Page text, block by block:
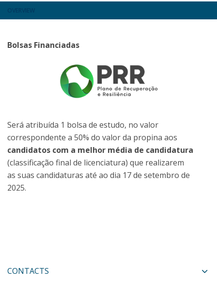
Bolsas Financiadas
Será atribuída 1 bolsa de estudo, no valor
correspondente a 50% do valor da propina aos
candidatos com a melhor média de candidatura
(classificação final de licenciatura) que realizarem
as suas candidaturas até ao dia 17 de setembro de
2025.
CONTACTS